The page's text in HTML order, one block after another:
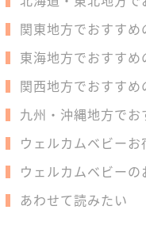
関東地方でおすす
東海地方でおすす
関西地方でおすす
九州・沖縄地方で
ウェルカムベビー
ウェルカムベビー
あわせて読みたい